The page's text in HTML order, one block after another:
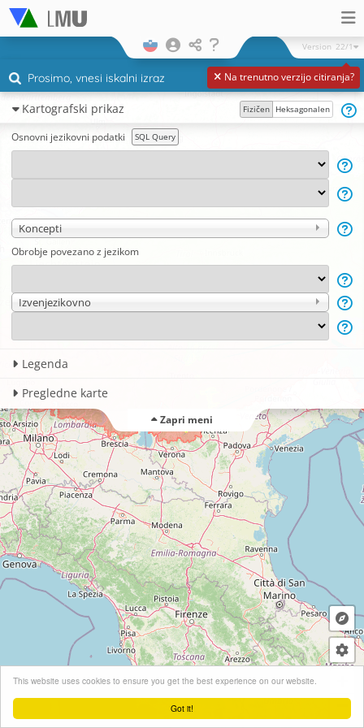
Got it!
This website uses cookies to ensure you get the best experience on our website.
Na trenutno verzijo citiranja?
Version 22/1
Leaflet| ©OpenStreetMapcontributors
Kartografski prikaz Fizičen Heksagonalen
Osnovni jezikovni podatki SQL Query
Koncepti
Obrobje povezano z jezikom
Izvenjezikovno
Legenda
Pregledne karte
Zapri meni